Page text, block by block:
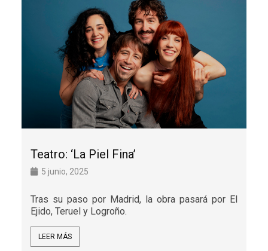
Teatro: ‘La Piel Fina’
5 junio, 2025
Tras su paso por Madrid, la obra pasará por El
Ejido, Teruel y Logroño.
LEER MÁS